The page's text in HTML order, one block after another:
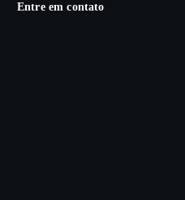
Entre em contato